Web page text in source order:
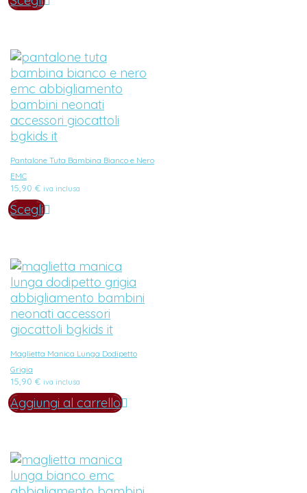
Pantalone Tuta Bambina Bianco e Nero
EMC
15,90 € iva inclusa
Scegli
Maglietta Manica Lunga Dodipetto
Grigia
15,90 € iva inclusa
Aggiungi al carrello